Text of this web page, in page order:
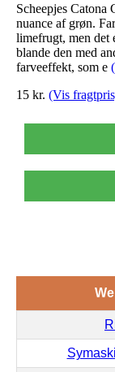
Scheepjes
nuance af grøn.
limefrugt, men det
blande den med
farveeffekt, som e
15 kr. (Vis